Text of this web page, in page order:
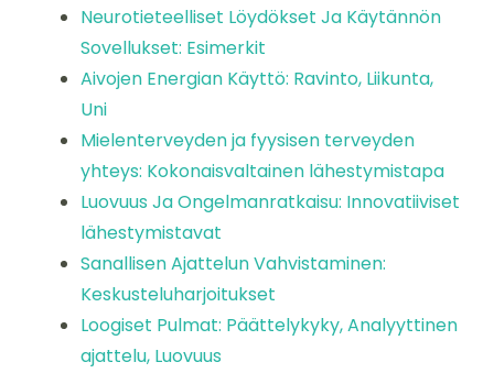
Neurotieteelliset Löydökset Ja Käytännön
Sovellukset: Esimerkit
Aivojen Energian Käyttö: Ravinto, Liikunta,
Uni
Mielenterveyden ja fyysisen terveyden
yhteys: Kokonaisvaltainen lähestymistapa
Luovuus Ja Ongelmanratkaisu: Innovatiiviset
lähestymistavat
Sanallisen Ajattelun Vahvistaminen:
Keskusteluharjoitukset
Loogiset Pulmat: Päättelykyky, Analyyttinen
ajattelu, Luovuus